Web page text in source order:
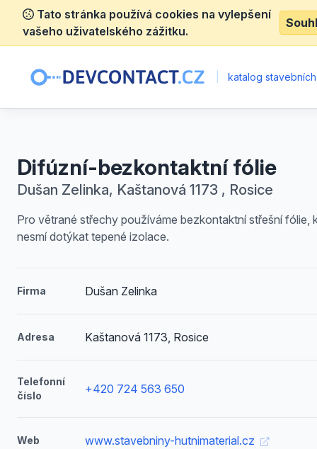
Tato stránka používá cookies na vylepšení
vašeho uživatelského zážitku.
katalog
Difúzní-bezkontaktní fólie
Dušan Zelinka, Kaštanová 1173 , Rosice
Pro větrané střechy používáme bezkontaktní střešní fólie,
nesmí dotýkat tepené izolace.
Firma Dušan Zelinka
Adresa Kaštanová 1173, Rosice
Telefonní
číslo
+420 724 563 650
Web www.stavebniny-hutnimaterial.cz